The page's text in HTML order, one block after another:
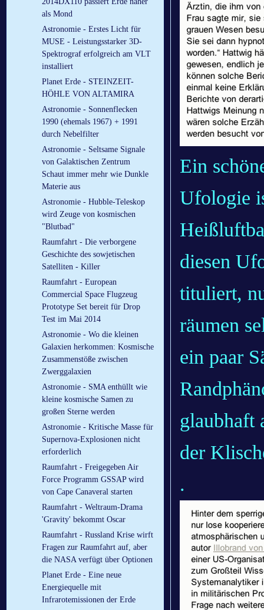
als Mond
Astronomie - Erstes Licht für
MUSE - Leistungsstarker 3D-
Spektrograf erfolgreich am VLT
installiert
Planet Erde - STEINZEIT-
HÖHLE VON ALTAMIRA
Astronomie - Sonnenflecken
1990 (ehemals 1967) + 1991
durch Nebelfilter
Astronomie - Seltsame Signale
von Galaktischen Zentrum
Schaut immer mehr wie Dunkle
Materie aus
Astronomie - Hubble-Teleskop
wird Zeuge von kosmischen
"Blutbad"
Raumfahrt - Die verborgene
Geschichte des sowjetischen
Satelliten - Killer
Raumfahrt - European
Commercial Space Flugzeug
Prototype Set bereit für Drop
Test im Mai 2014
Astronomie - Wo die kleinen
Galaxien herkommen: Kosmische
Zusammenstöße zwischen
Zwerggalaxien
Astronomie - SMA enthüllt wie
kleine kosmische Samen zu
großen Sterne werden
Astronomie - Kritische Masse für
Supernova-Explosionen nicht
erforderlich
Raumfahrt - Freigegeben Air
Force Programm GSSAP wird
von Cape Canaveral starten
Raumfahrt - Weltraum-Drama
'Gravity' bekommt Oscar
Raumfahrt - Russland Krise wirft
Fragen zur Raumfahrt auf, aber
die NASA verfügt über Optionen
Planet Erde - Eine neue
Energiequelle mit
Infrarotemissionen der Erde
Ein
Ufologie
diesen
tituliert,
räumen
ein paar
glaubhaft
der
.